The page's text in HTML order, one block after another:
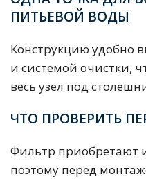
ПИТЬЕВОЙ ВОДЫ
Конструкцию удобно
и системой очистки,
весь узел под
ЧТО ПРОВЕРИТЬ
Фильтр приобретают
поэтому перед